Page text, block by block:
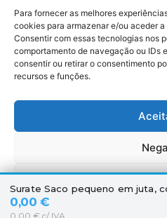
Para fornecer as melhores
cookies para armazenar e/ou aceder
Consentir com essas tecnologias nos
comportamento de navegação ou IDs
consentir ou retirar o consentimento
recursos e funções.
Ver
Política de Cookies
Política de cookies
Megaimprime © 2025 |
Todos os Direitos
0,00 €
0,00 € c/ IVA